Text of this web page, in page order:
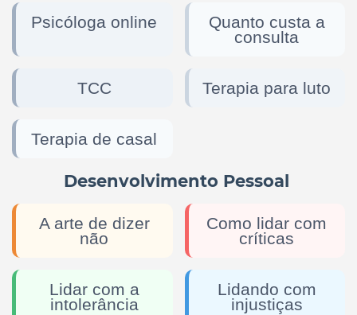
Psicóloga online
Quanto custa a
consulta
TCC Terapia para luto
Terapia de casal
Desenvolvimento Pessoal
A arte de dizer
não
Como lidar com
críticas
Lidar com a
intolerância
Lidando com
injustiças